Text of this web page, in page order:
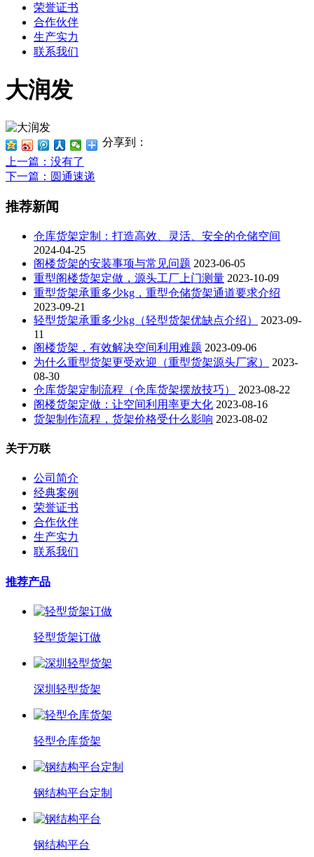
荣誉证书
合作伙伴
生产实力
联系我们
大润发
分享到：
上一篇 ：没有了
下一篇 ：圆通速递
推荐新闻
仓库货架定制：打造高效、灵活、安全的仓储空间
2024-04-25
阁楼货架的安装事项与常见问题 2023-06-05
重型阁楼货架定做，源头工厂上门测量 2023-10-09
重型货架承重多少kg，重型仓储货架通道要求介绍
2023-09-21
轻型货架承重多少kg（轻型货架优缺点介绍）
2023-09-
11
阁楼货架，有效解决空间利用难题 2023-09-06
为什么重型货架更受欢迎（重型货架源头厂家）
2023-
08-30
仓库货架定制流程（仓库货架摆放技巧）
2023-08-22
阁楼货架定做：让空间利用率更大化 2023-08-16
货架制作流程，货架价格受什么影响 2023-08-02
关于万联
公司简介
经典案例
荣誉证书
合作伙伴
生产实力
联系我们
推荐产品
轻型货架订做
深圳轻型货架
轻型仓库货架
钢结构平台定制
钢结构平台